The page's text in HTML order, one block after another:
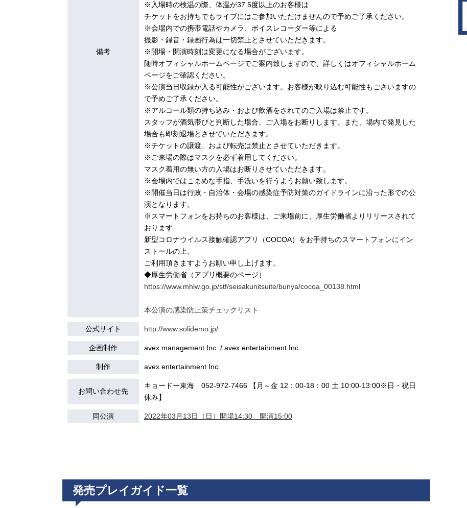
備考
※入場時の検温の際、体温が37.5度以上のお客様は
チケットをお持ちでもライブにはご参加いただけませんので予めご了承ください。
※会場内での携帯電話やカメラ、ボイスレコーダー等による
撮影・録音・録画行為は一切禁止とさせていただきます。
※開場・開演時刻は変更になる場合がございます。
随時オフィシャルホームページでご案内致しますので、詳しくはオフィシャルホーム
ページをご確認ください。
※公演当日収録が入る可能性がございます。お客様が映り込む可能性もございますの
で予めご了承ください。
※アルコール類の持ち込み・および飲酒をされてのご入場は禁止です。
スタッフが酒気帯びと判断した場合、ご入場をお断りします。また、場内で発見した
場合も即刻退場とさせていただきます。
※チケットの譲渡、および転売は禁止とさせていただきます。
※ご来場の際はマスクを必ず着用してください。
マスク着用の無い方の入場はお断りさせていただきます。
※会場内ではこまめな手指、手洗いを行うようお願い致します。
※開催当日は行政・自治体・会場の感染症予防対策のガイドラインに沿った形での公
演となります。
※スマートフォンをお持ちのお客様は、ご来場前に、厚生労働省よりリリースされて
おります
新型コロナウイルス接触確認アプリ（COCOA）をお手持ちのスマートフォンにイン
ストールの上、
ご利用頂きますようお願い申し上げます。
◆厚生労働省（アプリ概要のページ）
https://www.mhlw.go.jp/stf/seisakunitsuite/bunya/cocoa_00138.html
本公演の感染防止策チェックリスト
公式サイト http://www.solidemo.jp/
企画制作 avex management Inc. / avex entertainment Inc.
制作 avex entertainment Inc.
お問い合わせ先
キョードー東海 052-972-7466 【月～金 12：00-18：00 土 10:00-13:00※日・祝日
休み】
同公演 2022年03月13日（日）開場14:30 開演15:00
発売プレイガイド一覧